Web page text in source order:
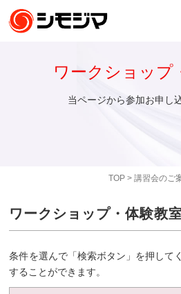
TOP> 講習会のご
ワークショップ
当ページから参加お申し
ワークショップ・体験教
条件を選んで「検索ボタン」を押して
することができます。